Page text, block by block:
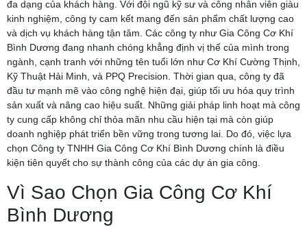
đa dạng của khách hàng. Với đội ngũ kỹ sư và công nhân viên giàu
kinh nghiệm, công ty cam kết mang đến sản phẩm chất lượng cao
và dịch vụ khách hàng tận tâm. Các công ty như Gia Công Cơ Khí
Bình Dương đang nhanh chóng khẳng định vị thế của mình trong
ngành, cạnh tranh với những tên tuổi lớn như Cơ Khí Cường Thịnh,
Kỹ Thuật Hải Minh, và PPQ Precision. Thời gian qua, công ty đã
đầu tư mạnh mẽ vào công nghệ hiện đại, giúp tối ưu hóa quy trình
sản xuất và nâng cao hiệu suất. Những giải pháp linh hoạt mà công
ty cung cấp không chỉ thỏa mãn nhu cầu hiện tại mà còn giúp
doanh nghiệp phát triển bền vững trong tương lai. Do đó, việc lựa
chọn Công ty TNHH Gia Công Cơ Khí Bình Dương chính là điều
kiện tiên quyết cho sự thành công của các dự án gia công.
Vì Sao Chọn Gia Công Cơ Khí
Bình Dương